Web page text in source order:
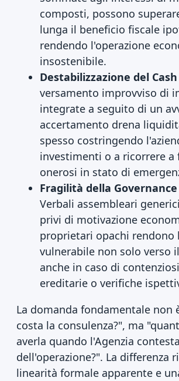
composti, possono
lunga il beneficio fiscale
rendendo l'operazione
insostenibile.
Destabilizzazione del
versamento improvviso di
integrate a seguito di un
accertamento drena
spesso costringendo
investimenti o a ricorrere a
onerosi in stato di
Fragilità della
Verbali assembleari
privi di motivazione
proprietari opachi rendono
vulnerabile non solo verso
anche in caso di
ereditarie o verifiche
La domanda fondamentale non
costa la consulenza?", ma
averla quando l'Agenzia
dell'operazione?". La differenza
linearità formale apparente e